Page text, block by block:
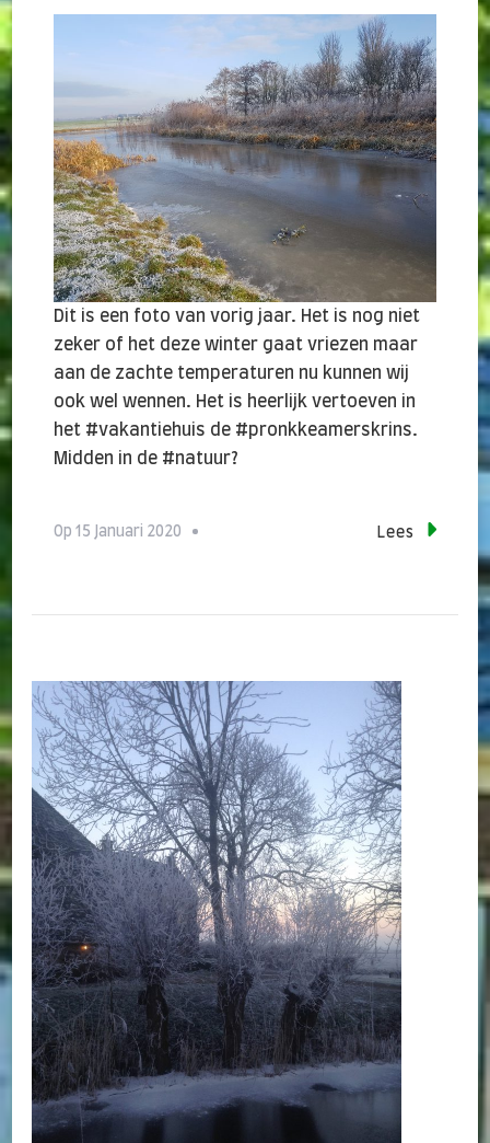
Dit is een foto van vorig jaar. Het is nog niet
zeker of het deze winter gaat vriezen maar
aan de zachte temperaturen nu kunnen wij
ook wel wennen. Het is heerlijk vertoeven in
het #vakantiehuis de #pronkkeamerskrins.
Midden in de #natuur?
Op 15 Januari 2020 Lees